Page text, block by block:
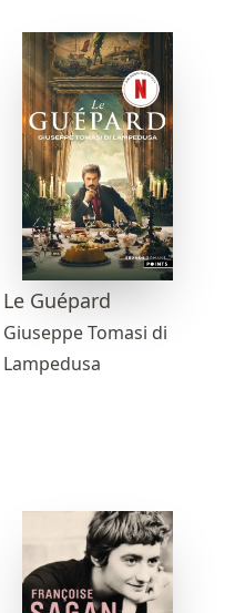
Le Guépard
Giuseppe Tomasi di
Lampedusa